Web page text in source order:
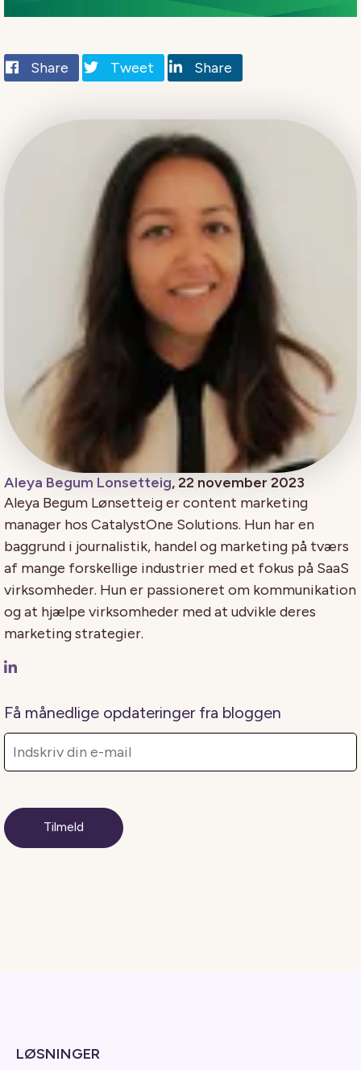
Share Tweet Share
Aleya Begum Lonsetteig, 22 november 2023
Aleya Begum Lønsetteig er content marketing
manager hos CatalystOne Solutions. Hun har en
baggrund i journalistik, handel og marketing på tværs
af mange forskellige industrier med et fokus på SaaS
virksomheder. Hun er passioneret om kommunikation
og at hjælpe virksomheder med at udvikle deres
marketing strategier.
Få månedlige opdateringer fra bloggen
LØSNINGER